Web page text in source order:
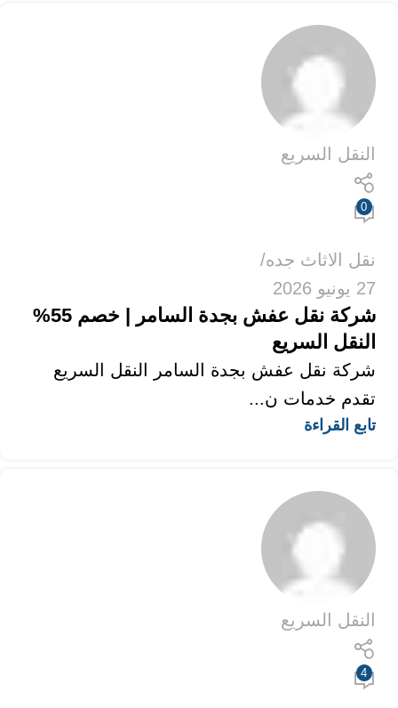
النقل السريع
0
نقل الاثاث جده
27 يونيو 2026
شركة نقل عفش بجدة السامر | خصم 55%
النقل السريع
شركة نقل عفش بجدة السامر النقل السريع
تقدم خدمات ن...
تابع القراءة
النقل السريع
4